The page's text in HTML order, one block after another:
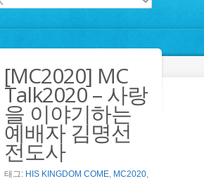
[MC2020] MC
Talk2020 – 사랑
을 이야기하는
예배자 김명선
전도사
태그: HIS KINGDOM COME, MC2020,